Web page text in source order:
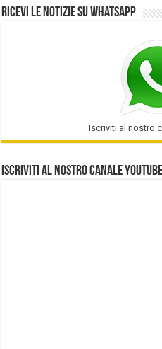
Ricevi le notizie su Whatsapp
Iscriviti al nostro
Iscriviti al nostro Canale Youtube